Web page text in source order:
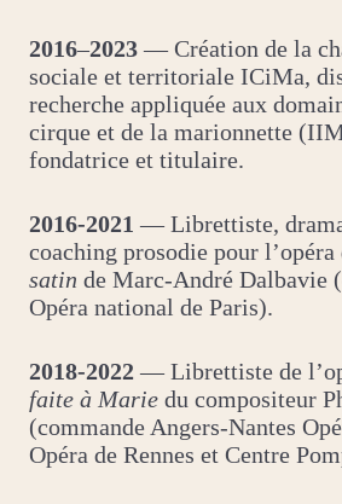
2016–2023— Création de la
sociale et territoriale ICiMa,
recherche appliquée aux
cirque et de la marionnette
fondatrice et titulaire.
2016-2021 — Librettiste,
coaching prosodie pour l’opéra
satin de Marc-André Dalbavie
Opéra national de Paris).
2018-2022— Librettiste de
faite à Marie du compositeur
(commande Angers-Nantes
Opéra de Rennes et Centre